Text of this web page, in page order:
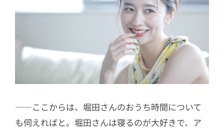
――ここからは、堀田さんのおうち時間について
も伺えればと。堀田さんは寝るのが大好きで、ア